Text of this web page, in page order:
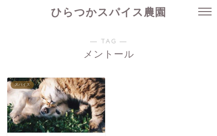
ひらつかスパイス農園
― TAG ―
メントール
スパイス